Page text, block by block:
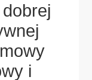
i